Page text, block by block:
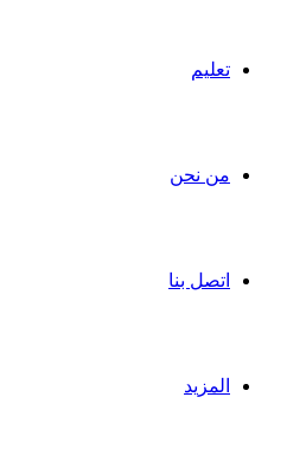
تعليم
من نحن
اتصل بنا
المزيد